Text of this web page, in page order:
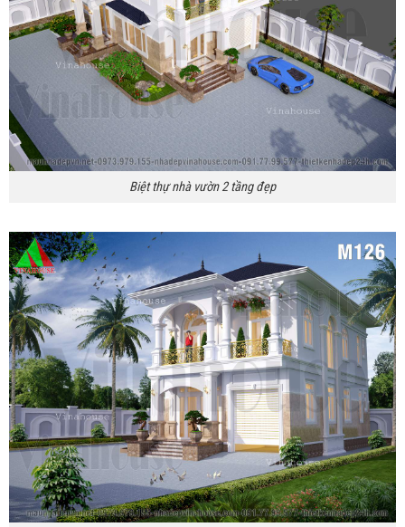
Biệt thự nhà vườn 2 tầng đẹp